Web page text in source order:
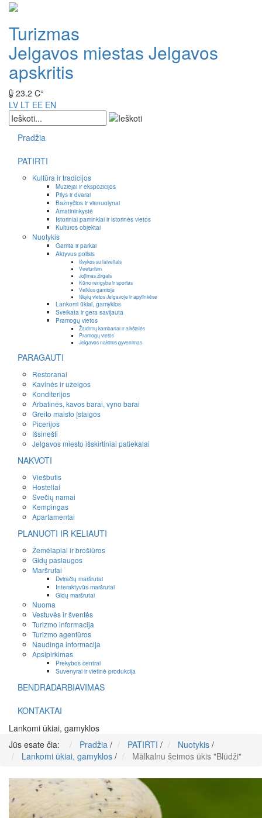
Turizmas
Jelgavos miestas Jelgavos
apskritis
23.2 C°
LV LT EE EN
Pradžia
PATIRTI
Kultūra ir tradicijos
Muziejai ir ekspozicijos
Pilys ir dvarai
Bažnyčios ir vienuolynai
Amatininkystė
Istoriniai paminklai ir istorinės vietos
Kultūros objektai
Nuotykis
Gamta ir parkai
Aktyvus poilsis
Išvykos su laiveliais
Veeturism
Jojimas žirgais
Kūno rengyba ir sportas
Veiklos gamtoje
Iškylų vietos Jelgavoje ir apylinkėse
Lankomi ūkiai, gamyklos
Sveikata ir gera savijauta
Pramogų vietos
Žaidimų kambariai ir aikštelės
Pramogų vietos
Jelgavos naktinis gyvenimas
PARAGAUTI
Restoranai
Kavinės ir užeigos
Konditerijos
Arbatinės, kavos barai, vyno barai
Greito maisto įstaigos
Picerijos
Išsinešti
Jelgavos miesto išskirtiniai patiekalai
NAKVOTI
Viešbutis
Hosteliai
Svečių namai
Kempingas
Apartamentai
PLANUOTI IR KELIAUTI
Žemėlapiai ir brošiūros
Gidų paslaugos
Maršrutai
Dviračių maršrutai
Interaktyvūs maršrutai
Gidų maršrutai
Nuoma
Vestuvės ir šventės
Turizmo informacija
Turizmo agentūros
Naudinga informacija
Apsipirkimas
Prekybos centrai
Suvenyrai ir vietinė produkcija
BENDRADARBIAVIMAS
KONTAKTAI
Lankomi ūkiai, gamyklos
Jūs esate čia:
Pradžia / PATIRTI / Nuotykis /
Lankomi ūkiai, gamyklos / Mālkalnu šeimos ūkis "Blūdži"